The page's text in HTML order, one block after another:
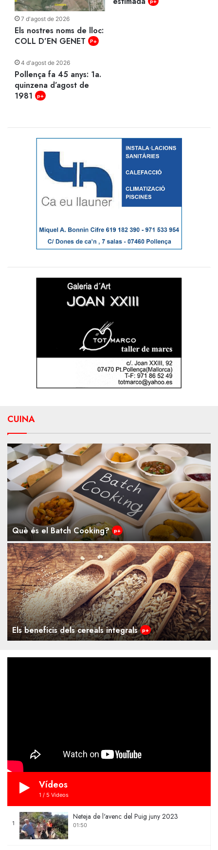
7 d'agost de 2026
Els nostres noms de lloc:
COLL D’EN GENET
P+
4 d'agost de 2026
Pollença fa 45 anys: 1a.
quinzena d’agost de
1981
p+
CUINA
Què és el Batch Cooking? p+
Els beneficis dels cereals integrals p+
Vídeos
1 / 5 Videos
1
Neteja de l'avenc del Puig juny 2023
01:50